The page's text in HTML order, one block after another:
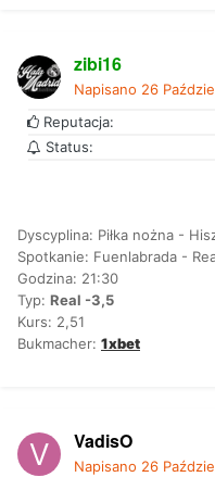
zibi16
Napisano 26
Reputacja:
Status:
Dyscyplina: Piłka nożna -
Spotkanie: Fuenlabrada -
Godzina: 21:30
Typ: Real -3,5
Kurs: 2,51
Bukmacher: 1xbet
VadisO
Napisano 26